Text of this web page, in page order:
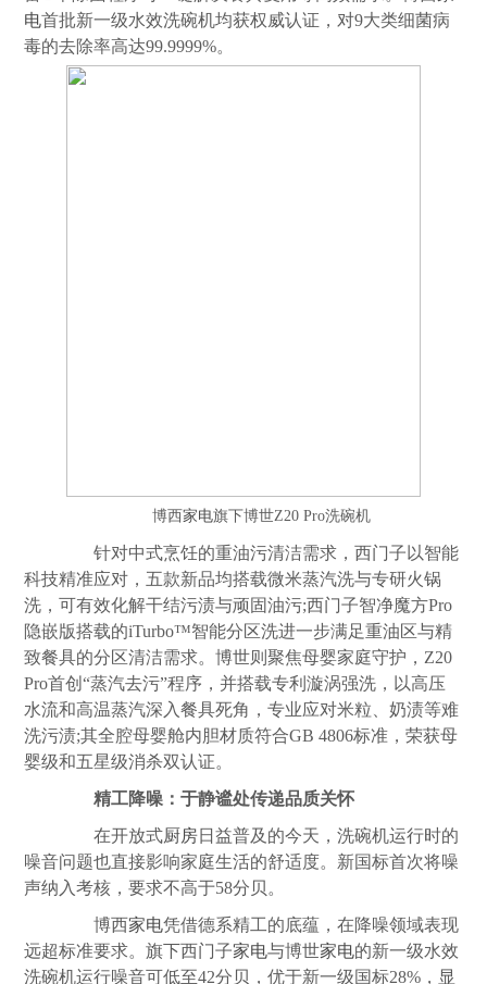
电首批新一级水效洗碗机均获权威认证，对9大类细菌病
毒的去除率高达99.9999%。
博西家电旗下博世Z20 Pro洗碗机
针对中式烹饪的重油污清洁需求，西门子以智能
科技精准应对，五款新品均搭载微米蒸汽洗与专研火锅
洗，可有效化解干结污渍与顽固油污;西门子智净魔方Pro
隐嵌版搭载的iTurbo™智能分区洗进一步满足重油区与精
致餐具的分区清洁需求。博世则聚焦母婴家庭守护，Z20
Pro首创“蒸汽去污”程序，并搭载专利漩涡强洗，以高压
水流和高温蒸汽深入餐具死角，专业应对米粒、奶渍等难
洗污渍;其全腔母婴舱内胆材质符合GB 4806标准，荣获母
婴级和五星级消杀双认证。
精工降噪：于静谧处传递品质关怀
在开放式厨房日益普及的今天，洗碗机运行时的
噪音问题也直接影响家庭生活的舒适度。新国标首次将噪
声纳入考核，要求不高于58分贝。
博西家电凭借德系精工的底蕴，在降噪领域表现
远超标准要求。旗下西门子家电与博世家电的新一级水效
洗碗机运行噪音可低至42分贝，优于新一级国标28%，显